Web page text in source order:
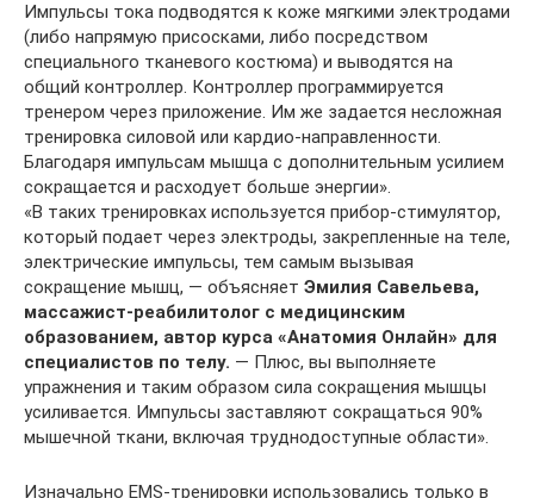
Импульсы тока подводятся к коже мягкими электродами
(либо напрямую присосками, либо посредством
специального тканевого костюма) и выводятся на
общий контроллер. Контроллер программируется
тренером через приложение. Им же задается несложная
тренировка силовой или кардио-направленности.
Благодаря импульсам мышца с дополнительным усилием
сокращается и расходует больше энергии».
«В таких тренировках используется прибор-стимулятор,
который подает через электроды, закрепленные на теле,
электрические импульсы, тем самым вызывая
сокращение мышц, — объясняет Эмилия Савельева,
массажист-реабилитолог с медицинским
образованием, автор курса «Анатомия Онлайн» для
специалистов по телу. — Плюс, вы выполняете
упражнения и таким образом сила сокращения мышцы
усиливается. Импульсы заставляют сокращаться 90%
мышечной ткани, включая труднодоступные области».
Изначально EMS-тренировки использовались только в